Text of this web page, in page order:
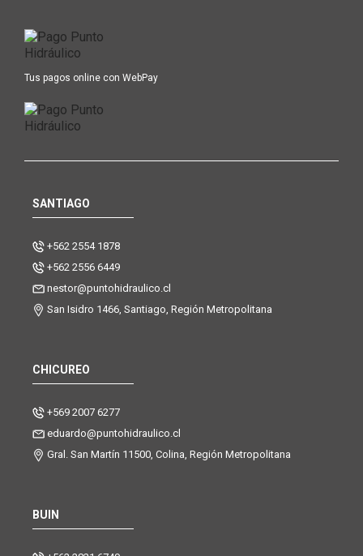
Tus pagos online con WebPay
SANTIAGO
+562 2554 1878
+562 2556 6449
nestor@puntohidraulico.cl
San Isidro 1466, Santiago, Región Metropolitana
CHICUREO
+569 2007 6277
eduardo@puntohidraulico.cl
Gral. San Martín 11500, Colina, Región Metropolitana
BUIN